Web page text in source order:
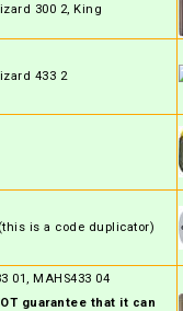
300 2, King
433 2
is a code duplicator)
01, MAHS433 04
guarantee that it can